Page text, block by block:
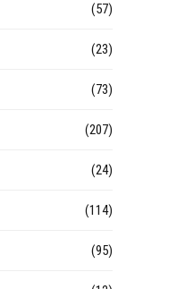
(57)
(23)
(73)
(207)
(24)
(114)
(95)